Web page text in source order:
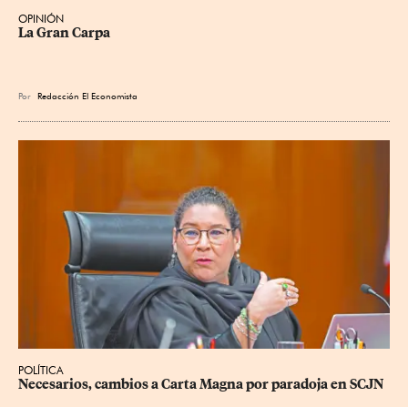
OPINIÓN
La Gran Carpa
Por Redacción El Economista
POLÍTICA
Necesarios, cambios a Carta Magna por paradoja en SCJN